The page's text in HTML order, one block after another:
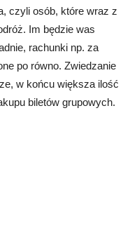
czyli osób, które wraz z
Im będzie was
rachunki np. za
po równo. Zwiedzanie
w końcu większa ilość
biletów grupowych.